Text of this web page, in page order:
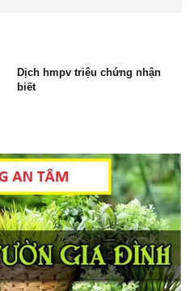
Dịch hmpv triệu chứng nhận
biết